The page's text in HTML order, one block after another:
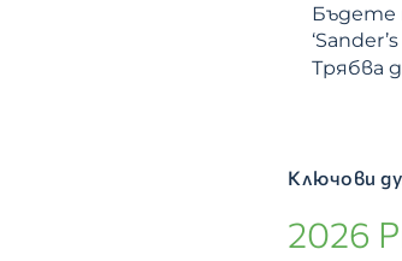
Бъдете
Трябва
Ключови
2026